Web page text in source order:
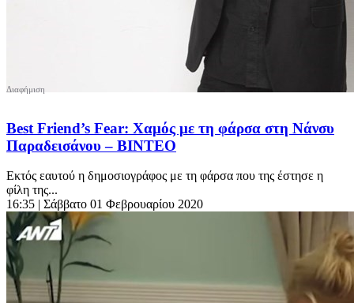
Best Friend’s Fear: Χαμός με τη φάρσα στη Νάνσυ
Παραδεισάνου – ΒΙΝΤΕΟ
Εκτός εαυτού η δημοσιογράφος με τη φάρσα που της έστησε η
φίλη της...
16:35 | Σάββατο 01 Φεβρουαρίου 2020